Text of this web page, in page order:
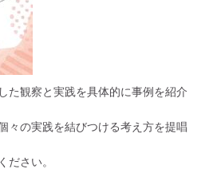
た観察と実践を具体的に事例を紹介
々の実践を結びつける考え方を提唱
ださい。